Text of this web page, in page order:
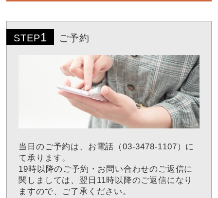
STEP1 ご予約
当日のご予約は、お電話（03-3478-1107）に
て承ります。
19時以降のご予約・お問い合わせのご返信に
関しましては、翌日11時以降のご返信になり
ますので、ご了承ください。